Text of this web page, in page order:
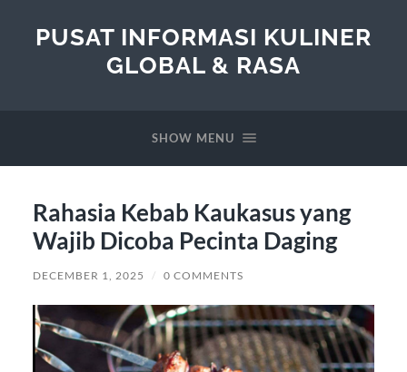
PUSAT INFORMASI KULINER
GLOBAL & RASA
SHOW MENU
Rahasia Kebab Kaukasus yang
Wajib Dicoba Pecinta Daging
DECEMBER 1, 2025 / 0 COMMENTS